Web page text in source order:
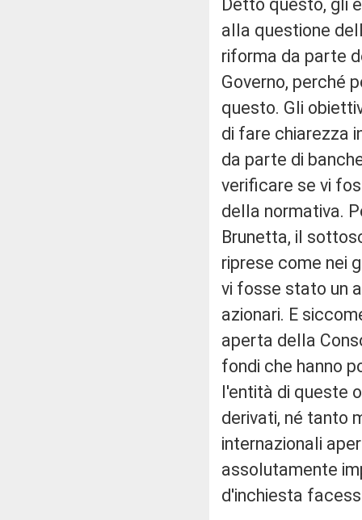
Detto questo, gli
alla questione
riforma da parte
Governo, perché
questo. Gli
di fare chiarezza
da parte di
verificare se vi
della normativa.
Brunetta, il
riprese come nei
vi fosse stato un
azionari. E
aperta della
fondi che hanno
l'entità di queste
derivati, né tanto
internazionali
assolutamente
d'inchiesta